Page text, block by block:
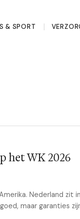
& SPORT
het WK 2026
Nederland zit
maar garanties